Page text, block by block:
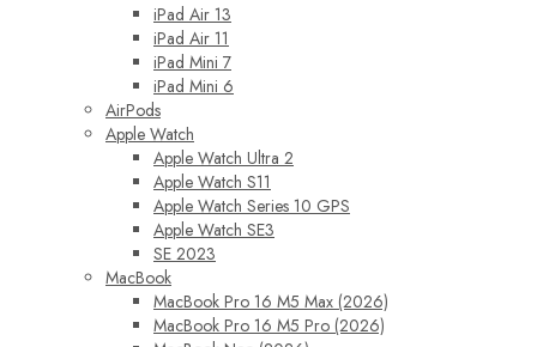
iPad Air 13
iPad Air 11
iPad Mini 7
iPad Mini 6
AirPods
Apple Watch
Apple Watch Ultra 2
Apple Watch S11
Apple Watch Series 10 GPS
Apple Watch SE3
SE 2023
MacBook
MacBook Pro 16 M5 Max (2026)
MacBook Pro 16 M5 Pro (2026)